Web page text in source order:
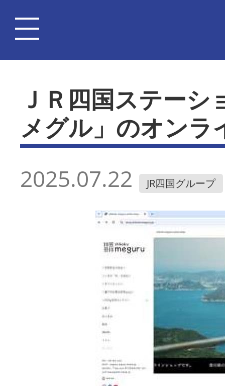
ＪＲ四国ステー
メグル」のオンラ
2025.07.22 JR四国グループ